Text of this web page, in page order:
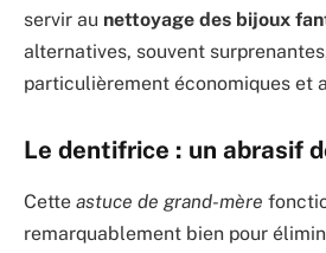
servir au nettoyage des bijoux
alternatives, souvent
particulièrement économiques et
Le dentifrice : un abrasif
Cette astuce de grand-mère
remarquablement bien pour